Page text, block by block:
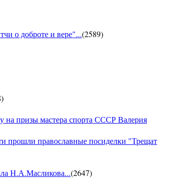
о доброте и вере"...(2589)
)
на призы мастера спорта СССР Валерия
прошли православные посиделки "Трещат
Н.А.Масликова...(2647)